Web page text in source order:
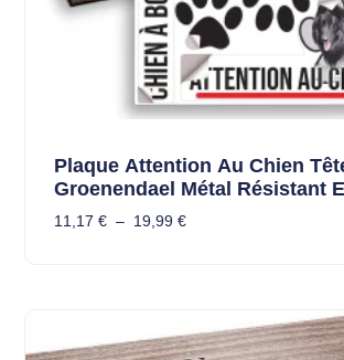
Plaque Attention Au Chien
Groenendael Métal Résistant
11,17 € – 19,99 €